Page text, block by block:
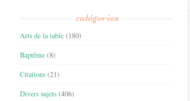
catégories
Arts de la table (180)
Baptême (8)
Citations (21)
Divers sujets (406)